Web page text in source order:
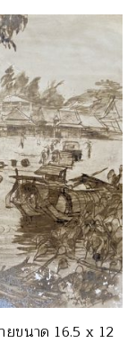
ยขนาด 16.5 x 12